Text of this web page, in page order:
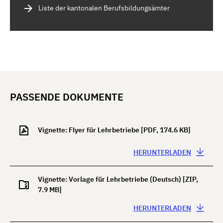
Vignette: Vorlage für Lehrbetriebe (alle Sprachen)
Liste der kantonalen Berufsbildungsämter
PASSENDE DOKUMENTE
Vignette: Flyer für Lehrbetriebe [PDF, 174.6 KB]
HERUNTERLADEN
Vignette: Vorlage für Lehrbetriebe (Deutsch) [ZIP,
7.9 MB]
HERUNTERLADEN